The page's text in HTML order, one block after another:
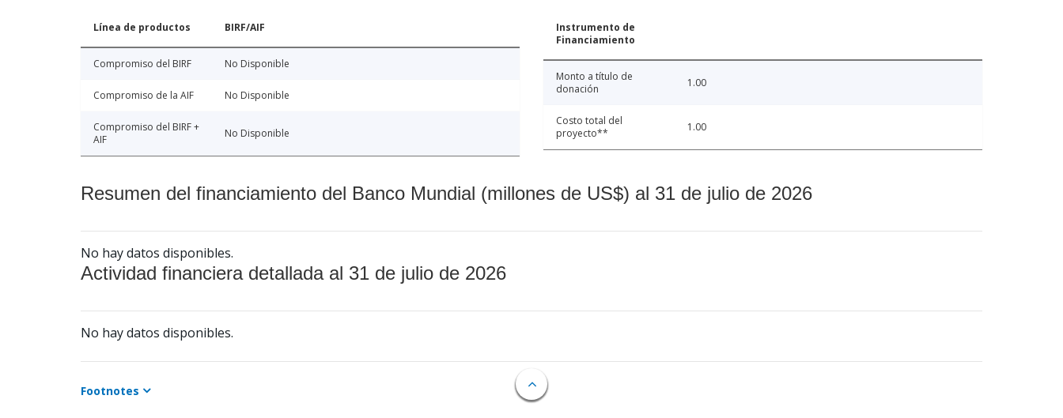
Línea de productos BIRF/AIF
Compromiso del BIRF No Disponible
Compromiso de la AIF No Disponible
Compromiso del BIRF +
AIF
No Disponible
Instrumento de
Financiamiento
Monto a título de
donación
1.00
Costo total del
proyecto**
1.00
Resumen del financiamiento del Banco Mundial (millones de US$) al 31 de julio de 2026
No hay datos disponibles.
Actividad financiera detallada al 31 de julio de 2026
No hay datos disponibles.
Footnotes